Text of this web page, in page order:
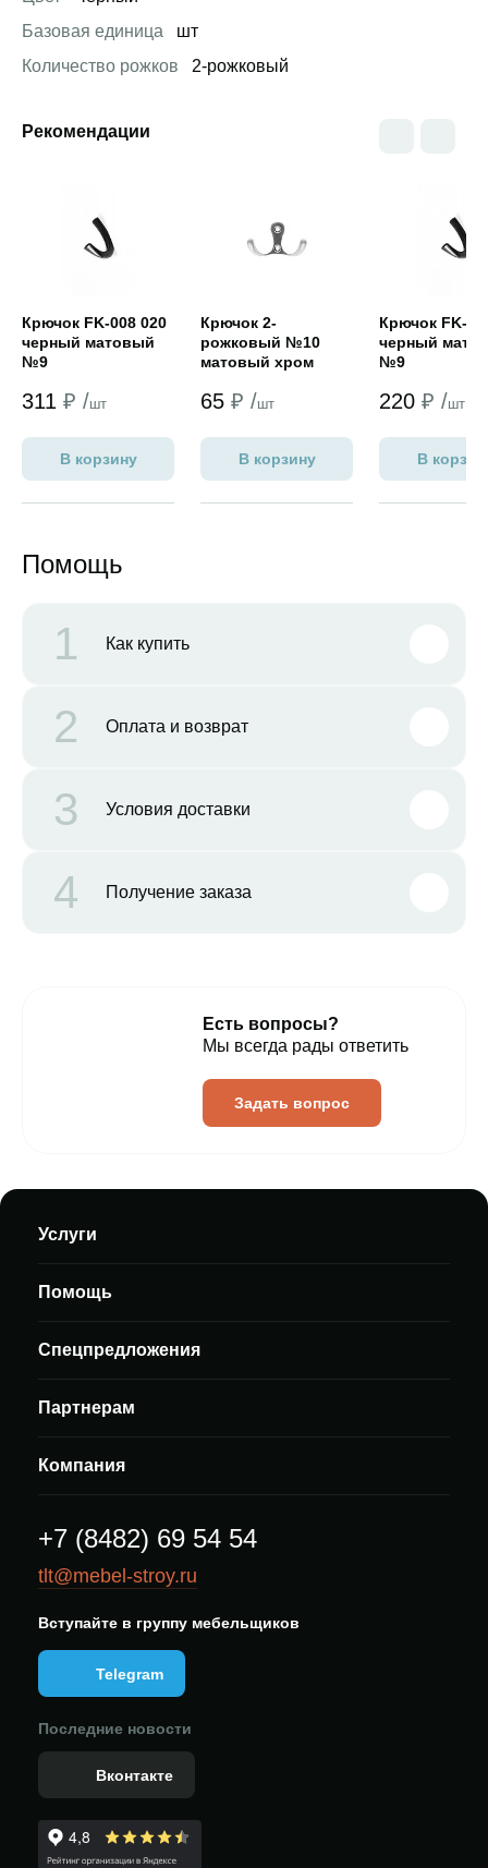
Базовая единица
шт
Количество рожков
2-рожковый
Рекомендации
Крючок FK-008 020
черный матовый
№9
311 ₽ /шт
В корзину
Крючок 2-
рожковый №10
матовый хром
65 ₽ /шт
В корзину
Крючок FK-
черный
№9
220 ₽ /шт
В
Помощь
1 Как купить
2 Оплата и возврат
3 Условия доставки
4 Получение заказа
Есть вопросы?
Мы всегда рады ответить
Задать вопрос
Услуги
Помощь
Спецпредложения
Партнерам
Компания
+7 (8482) 69 54 54
tlt@mebel-stroy.ru
Вступайте в группу мебельщиков
Telegram
Последние новости
Вконтакте